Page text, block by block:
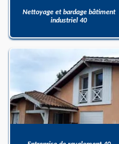
Nettoyage et bardage bâtiment
industriel 40